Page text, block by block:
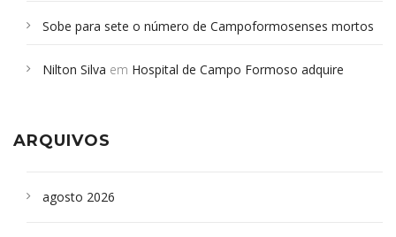
Sobe para sete o número de Campoformosenses mortos
Campoformosenses que morreram em desabamentos são
Nilton Silva em Hospital de Campo Formoso adquire
ARQUIVOS
agosto 2026